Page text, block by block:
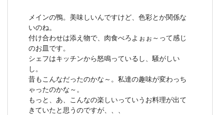
メインの鴨。美味しいんですけど、色彩とか関係な
いのね。
付け合わせは添え物で、肉食べろよぉぉ～って感じ
のお皿です。
シェフはキッチンから怒鳴っているし、騒がしい
し。
昔もこんなだったのかな～。私達の趣味が変わっち
ゃったのかな～。
もっと、あ、こんなの楽しいっていうお料理が出て
きていたと思うのですが、、、